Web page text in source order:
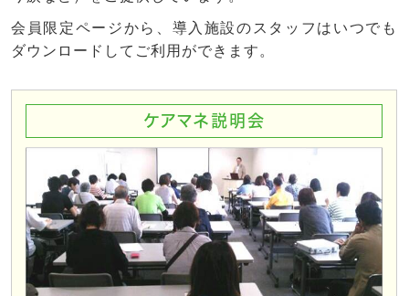
会員限定ページから、導入施設のスタッフはいつでも
ダウンロードしてご利用ができます。
ケアマネ説明会